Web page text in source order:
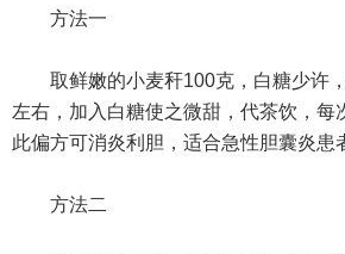
方法一
取鲜嫩的小麦秆100克，白糖少许
左右，加入白糖使之微甜，代茶饮，每
此偏方可消炎利胆，适合急性胆囊炎患
方法二